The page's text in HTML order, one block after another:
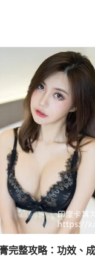
完整攻略：功效、